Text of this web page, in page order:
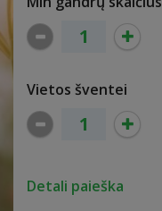
Vietos šventei
Detali paieška